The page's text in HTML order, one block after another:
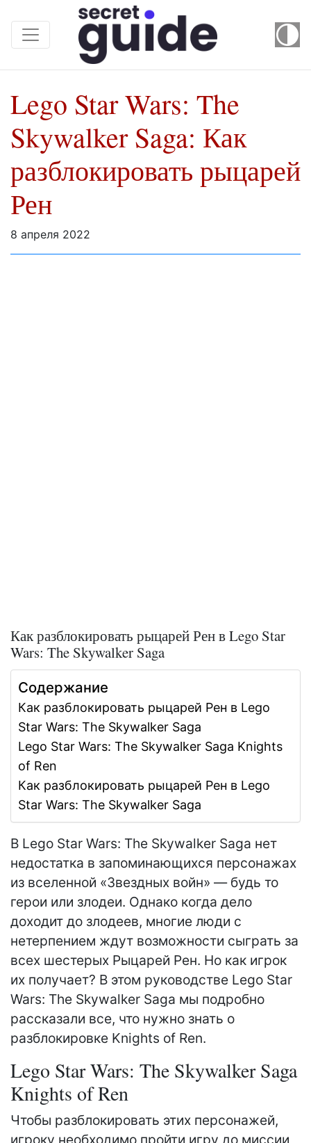
Lego Star Wars: The
Skywalker Saga: Как
разблокировать рыцарей
Рен
8 апреля 2022
Как разблокировать рыцарей Рен в Lego Star
Wars: The Skywalker Saga
Содержание
Как разблокировать рыцарей Рен в Lego
Star Wars: The Skywalker Saga
Lego Star Wars: The Skywalker Saga Knights
of Ren
Как разблокировать рыцарей Рен в Lego
Star Wars: The Skywalker Saga
В Lego Star Wars: The Skywalker Saga нет
недостатка в запоминающихся персонажах
из вселенной «Звездных войн» — будь то
герои или злодеи. Однако когда дело
доходит до злодеев, многие люди с
нетерпением ждут возможности сыграть за
всех шестерых Рыцарей Рен. Но как игрок
их получает? В этом руководстве Lego Star
Wars: The Skywalker Saga мы подробно
рассказали все, что нужно знать о
разблокировке Knights of Ren.
Lego Star Wars: The Skywalker Saga
Knights of Ren
Чтобы разблокировать этих персонажей,